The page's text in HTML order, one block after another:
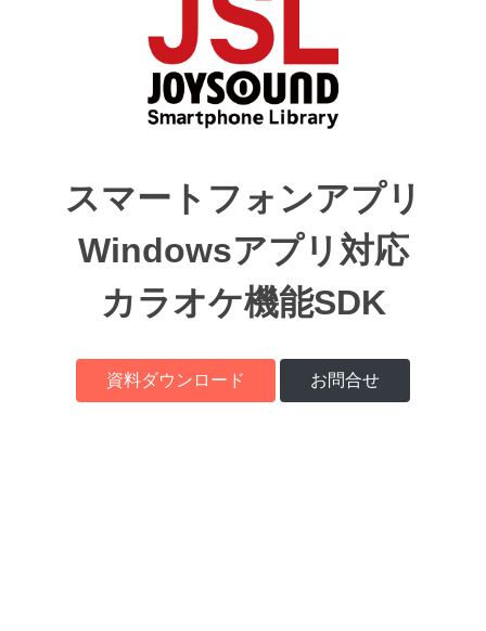
スマートフォンアプリ
Windowsアプリ対応
カラオケ機能SDK
資料ダウンロード お問合せ